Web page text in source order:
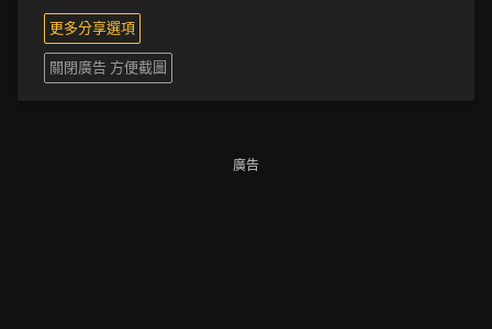
更多分享選項
關閉廣告 方便截圖
廣告